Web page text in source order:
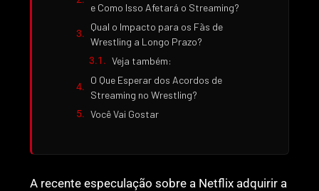
e Como Isso Afetará o Streaming?
Qual o Impacto para os Fãs de
Wrestling a Longo Prazo?
Veja também:
O Que Esperar dos Acordos de
Streaming no Wrestling?
Você Vai Gostar
A recente especulação sobre a Netflix adquirir a